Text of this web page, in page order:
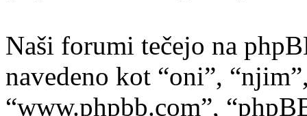
Naši forumi tečejo na
navedeno kot “oni”,
“www.phpbb.com”,